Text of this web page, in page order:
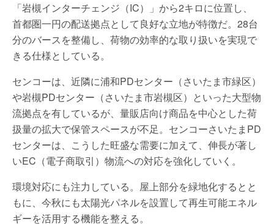
「岩槻インターチェンジ（IC）」から2キロに位置し、
首都圏一円の配送拠点として良好な立地が特徴だ。28台
分のバースを整備し、荷物の効率的な取り扱いを実現で
きる仕様としている。
センコーは、近隣に浦和PDセンター（さいたま市緑区）
や岩槻PDセンター（さいたま市岩槻区）といった大型物
流拠点を有しているが、量販店向け商品を中心とした荷
扱量の拡大で保管スペースが不足。センコーさいたまPD
センターは、こうした旺盛な需要に加えて、伸長が著し
いEC（電子商取引）物流への対応を強化していく。
環境対応にも注力している。屋上部分を緑地化するとと
もに、今秋にも太陽光パネルを設置して再生可能エネル
ギーを活用する機能を整える。